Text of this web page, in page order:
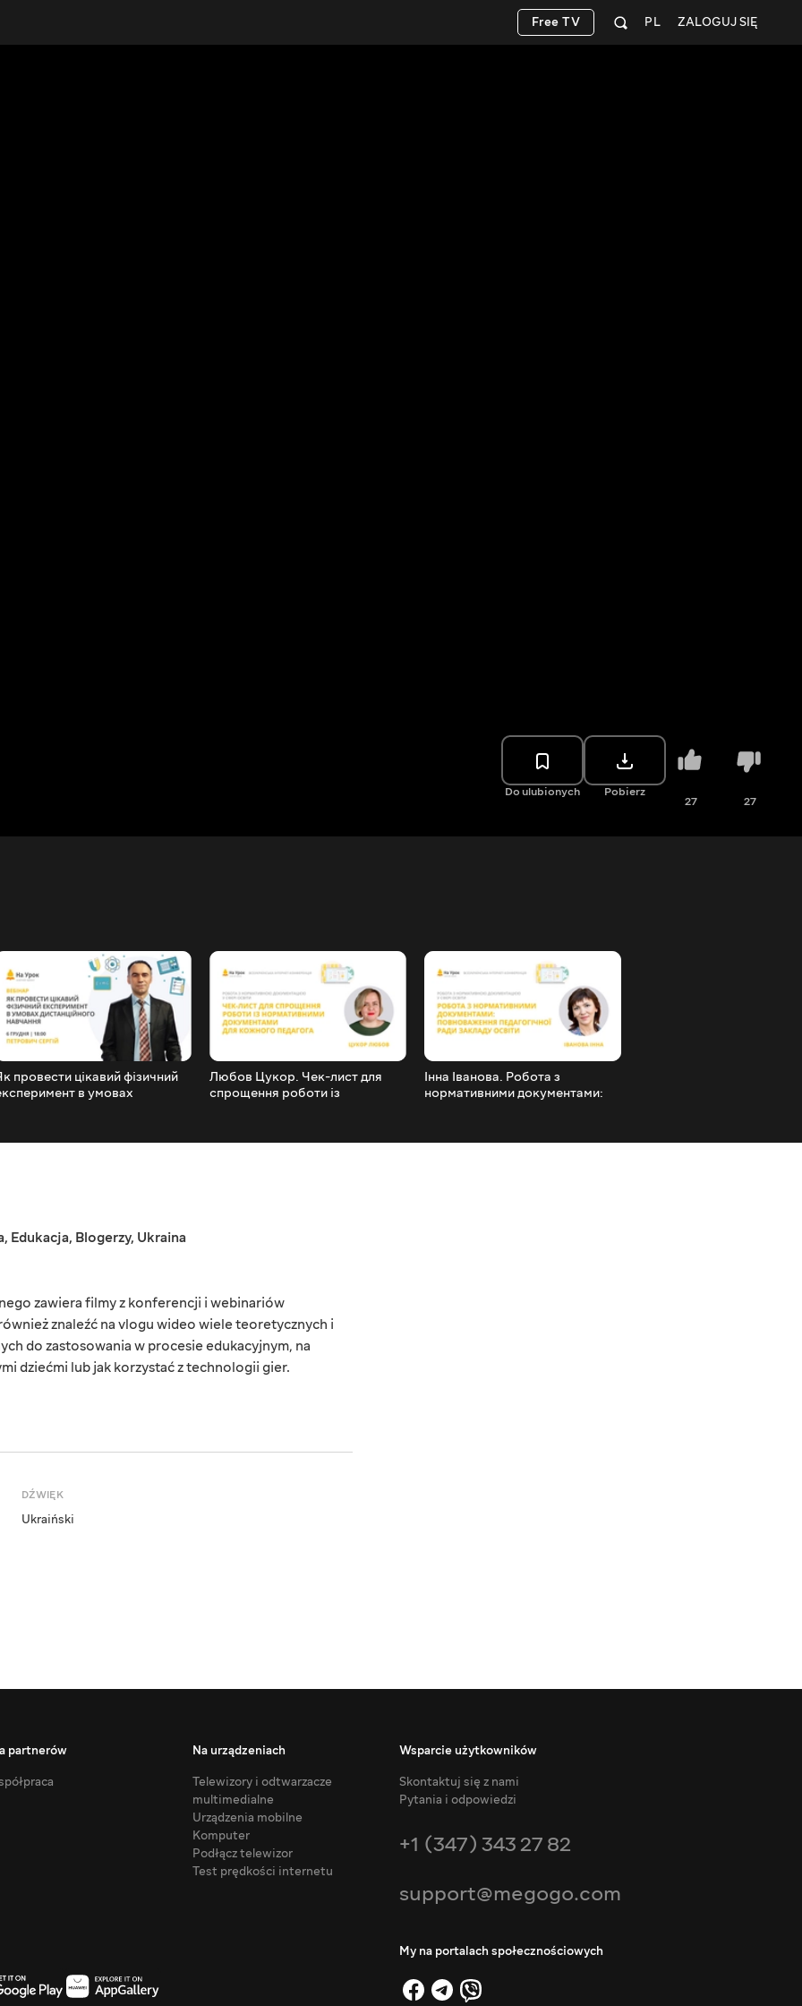
ZALOGUJ SIĘ
PL
Free TV
Do ulubionych Pobierz
27 27
провести цікавий фізичний
в умовах
Любов Цукор. Чек-лист для
спрощення роботи із
Інна Іванова. Робота з
нормативними документами:
, Edukacja, Blogerzy, Ukraina
zawiera filmy z konferencji i webinariów
znaleźć na vlogu wideo wiele teoretycznych i
do zastosowania w procesie edukacyjnym, na
dziećmi lub jak korzystać z technologii gier.
DŹWIĘK
Ukraiński
partnerów
Na urządzeniach
Telewizory i odtwarzacze
multimedialne
Urządzenia mobilne
Komputer
Podłącz telewizor
Test prędkości internetu
Wsparcie użytkowników
Skontaktuj się z nami
Pytania i odpowiedzi
+1 (347) 343 27 82
support@megogo.com
My na portalach społecznościowych